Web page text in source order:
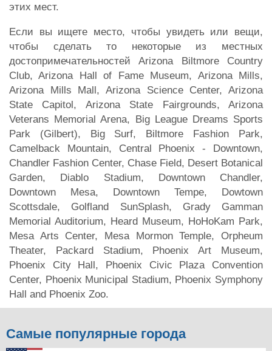
этих мест.
Если вы ищете место, чтобы увидеть или вещи,
чтобы сделать то некоторые из местных
достопримечательностей Arizona Biltmore Country
Club, Arizona Hall of Fame Museum, Arizona Mills,
Arizona Mills Mall, Arizona Science Center, Arizona
State Capitol, Arizona State Fairgrounds, Arizona
Veterans Memorial Arena, Big League Dreams Sports
Park (Gilbert), Big Surf, Biltmore Fashion Park,
Camelback Mountain, Central Phoenix - Downtown,
Chandler Fashion Center, Chase Field, Desert Botanical
Garden, Diablo Stadium, Downtown Chandler,
Downtown Mesa, Downtown Tempe, Dowtown
Scottsdale, Golfland SunSplash, Grady Gamman
Memorial Auditorium, Heard Museum, HoHoKam Park,
Mesa Arts Center, Mesa Mormon Temple, Orpheum
Theater, Packard Stadium, Phoenix Art Museum,
Phoenix City Hall, Phoenix Civic Plaza Convention
Center, Phoenix Municipal Stadium, Phoenix Symphony
Hall and Phoenix Zoo.
Самые популярные города